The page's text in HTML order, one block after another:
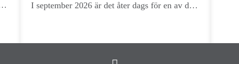
I september 2026 är det åter dags för en av de
nätverksträffen med GCMA (Golf Club